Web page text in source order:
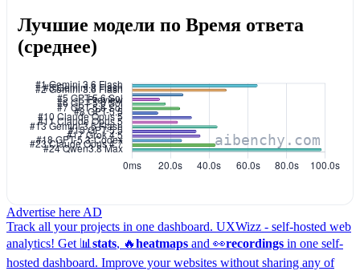
Лучшие модели по Время ответа
(среднее)
Advertise here AD
Track all your projects in one dashboard. UXWizz - self-hosted web
analytics! Get 📊 stats, 🔥heatmaps and 👀recordings in one self-
hosted dashboard. Improve your websites without sharing any of